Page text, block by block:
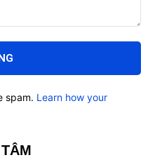
spam. Learn how your